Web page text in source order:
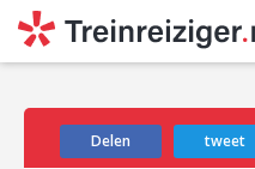
Delen tweet